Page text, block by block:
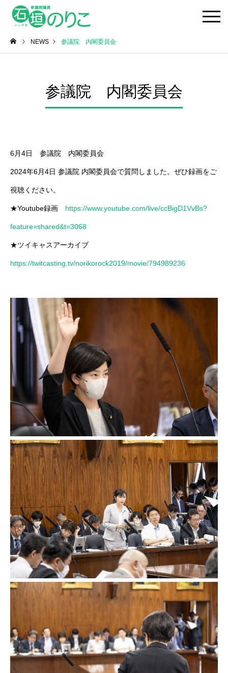
NEWS 参議院 内閣委員会
参議院 内閣委員会
6月4日 参議院 内閣委員会
2024年6月4日 参議院 内閣委員会で質問しました。ぜひ録画をご
視聴ください。
★Youtube録画 https://www.youtube.com/live/ccBigD1VvBs?
feature=shared&t=3068
★ツイキャスアーカイブ
https://twitcasting.tv/norikorock2019/movie/794989236